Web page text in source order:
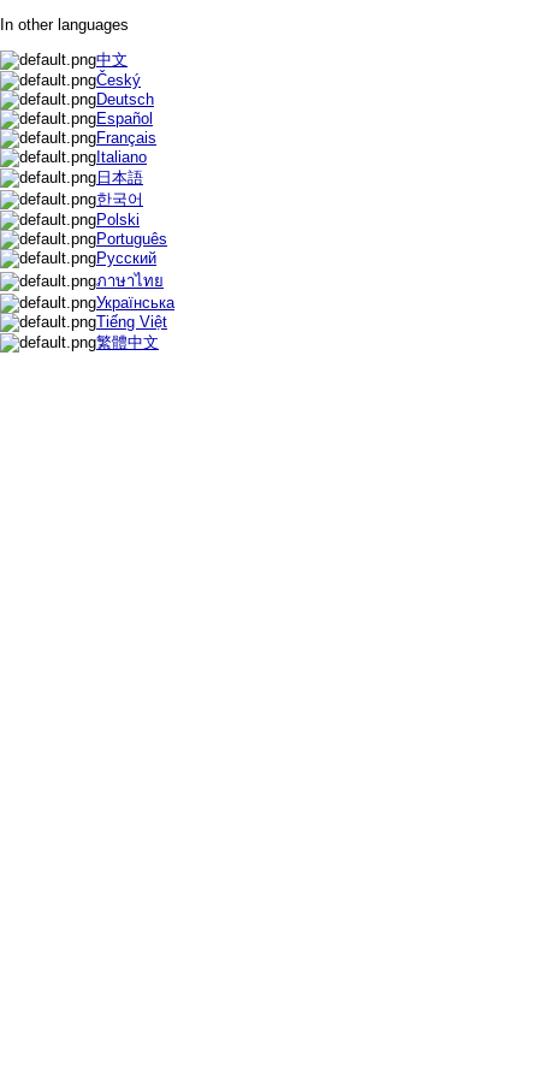
In other languages
中文
Český
Deutsch
Español
Français
Italiano
日本語
한국어
Polski
Português
Русский
ภาษาไทย
Українська
Tiếng Việt
繁體中文